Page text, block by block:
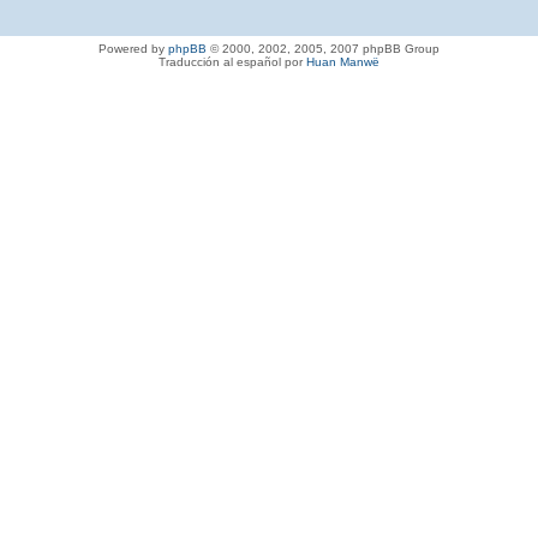
Powered by phpBB © 2000, 2002, 2005, 2007 phpBB Group
Traducción al español porHuan Manwë